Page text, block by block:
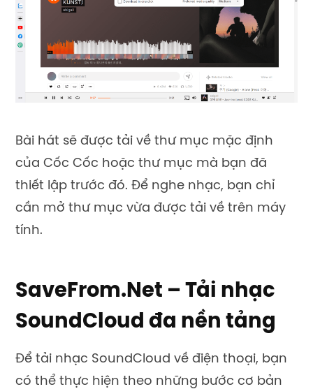
Bài hát sẽ được tải về thư mục mặc định
của Cốc Cốc hoặc thư mục mà bạn đã
thiết lập trước đó. Để nghe nhạc, bạn chỉ
cần mở thư mục vừa được tải về trên máy
tính.
SaveFrom.Net – Tải nhạc
SoundCloud đa nền tảng
Để tải nhạc SoundCloud về điện thoại, bạn
có thể thực hiện theo những bước cơ bản